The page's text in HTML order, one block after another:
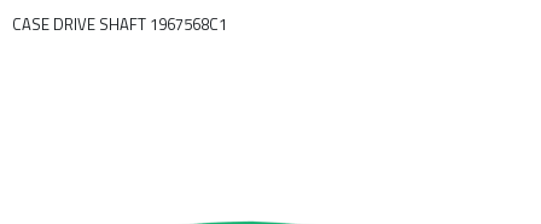
CASE DRIVE SHAFT 1967568C1